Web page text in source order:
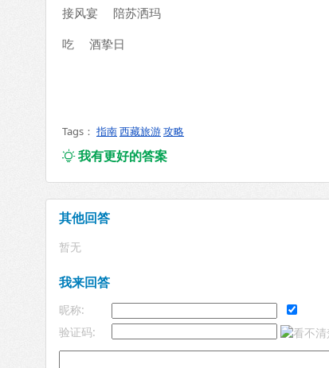
接风宴 陪苏洒玛
吃 酒挚日
Tags： 指南西藏旅游攻略
我有更好的答案
其他回答
暂无
我来回答
昵称:
验证码: